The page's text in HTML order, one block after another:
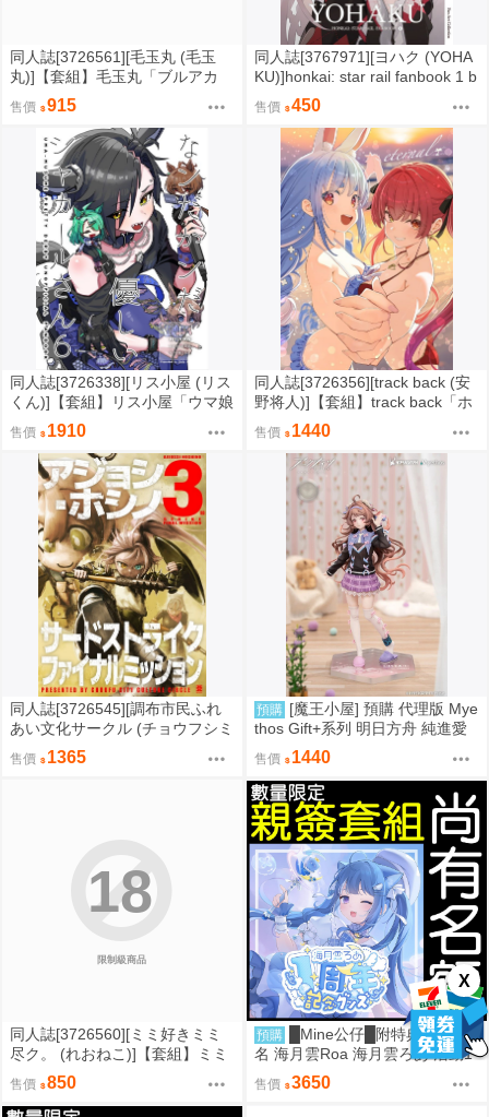
X
同人誌[3726561][毛玉丸 (毛玉
丸)]【套組】毛玉丸「ブルアカ
本」セット (蔚藍檔案)
售價 915
同人誌[3767971][ヨハク (YOHA
KU)]honkai: star rail fanbook 1 b
y yohaku (崩壞星穹鐵道 )
售價 450
同人誌[3726338][リス小屋 (リス
くん)]【套組】リス小屋「ウマ娘
本」セット (Uma娘)
售價 1910
同人誌[3726356][track back (安
野将人)]【套組】track back「ホ
ロライブ本」セット (hololive )
售價 1440
同人誌[3726545][調布市民ふれ
あい文化サークル (チョウフシミ
ン)]【套組】調布市民ふれあい文
化サークル「アジョシ・ホシ
售價 1365
預購 [魔王小屋] 預購 代理版 Mye
thos Gift+系列 明日方舟 純進愛
雅法拉 後來的故事Ver·
售價 1440
限制級商品
18
同人誌[3726560][ミミ好きミミ
尽ク。 (れおねこ)]【套組】ミミ
好きミミ尽ク。「ブルアカ本」
セット (蔚藍檔案)
售價 850
預購
█Mine公仔█附特典 親筆簽
名 海月雲Roa 海月雲ろあ 活動1
周年記念 一週年紀念套組 直筆
親簽 娃娃 壓克力板
售價 3650